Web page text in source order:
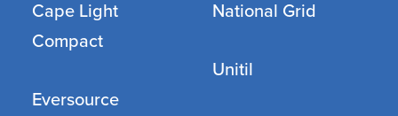
Cape Light
Compact
Eversource
National Grid
Unitil